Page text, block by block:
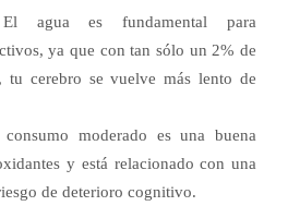
El agua es fundamental para
ya que con tan sólo un 2% de
tu cerebro se vuelve más lento de
consumo moderado es una buena
y está relacionado con una
de deterioro cognitivo.